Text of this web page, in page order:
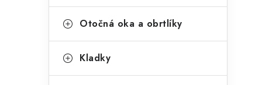
Otočná oka a obrtlíky
Kladky